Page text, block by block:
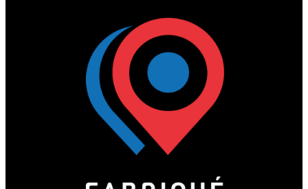
propreté urbaine allie praticité et
intégration esthétique, en
complément des autres éléments
de mobilier.
Des équipements design,
durables et personnalisables